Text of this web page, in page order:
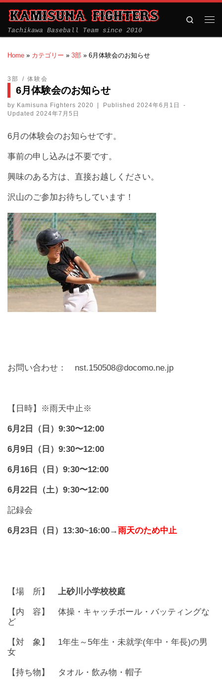
Tachikawa Baseball Team since 2010
Search
Home » カテゴリー » 3部 » 6月体験会のお知らせ
3部 体験会
6月体験会のお知らせ
by Kamisuna Fighters 2020 Published 2024年6月1日
-
Updated 2024年7月5日
6月の体験会のお知らせです。
事前の申し込みは不要です。
興味のある方は、直接お越しください。
沢山のご参加お待ちしています！
お問い合わせ： nst.150508@docomo.ne.jp
【日時】※雨天中止※
6月2日（日）9:30〜12:00
6月9日（日）9:30〜12:00
6月16日（日）9:30〜12:00
6月22日（土）9:30〜12:00
記録会
6月23日（日）13:30~16:00→ 雨天のため中止
【場 所】 上砂川小学校校庭
【内 容】 体操・キャッチボール・バッティングな
ど
【対 象】 1年生～5年生・未就学(年中・年長)の男
女
【持ち物】 タオル・飲み物・帽子